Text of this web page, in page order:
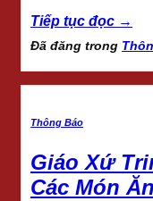
Tiếp tục đọc →
Đã đăng trong
Thông Báo
Giáo Xứ
Các Món